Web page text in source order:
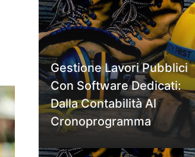
Gestione Lavori Pubblici
Con Software Dedicati:
Dalla Contabilità Al
Cronoprogramma